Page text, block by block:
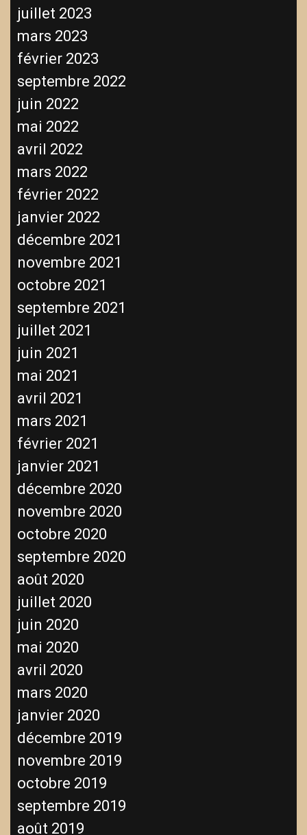
juillet 2023
mars 2023
février 2023
septembre 2022
juin 2022
mai 2022
avril 2022
mars 2022
février 2022
janvier 2022
décembre 2021
novembre 2021
octobre 2021
septembre 2021
juillet 2021
juin 2021
mai 2021
avril 2021
mars 2021
février 2021
janvier 2021
décembre 2020
novembre 2020
octobre 2020
septembre 2020
août 2020
juillet 2020
juin 2020
mai 2020
avril 2020
mars 2020
janvier 2020
décembre 2019
novembre 2019
octobre 2019
septembre 2019
août 2019